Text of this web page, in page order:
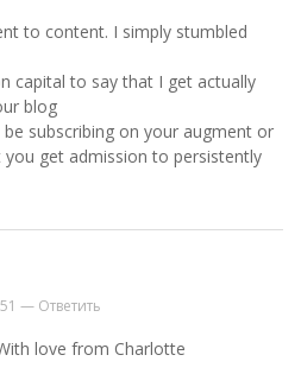
to content. I simply stumbled
capital to say that I get actually
blog
subscribing on your augment or
you get admission to persistently
— Ответить
love from Charlotte